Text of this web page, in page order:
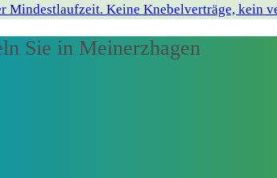
Mindestlaufzeit. Keine Knebelverträge, kein
Sie in Meinerzhagen